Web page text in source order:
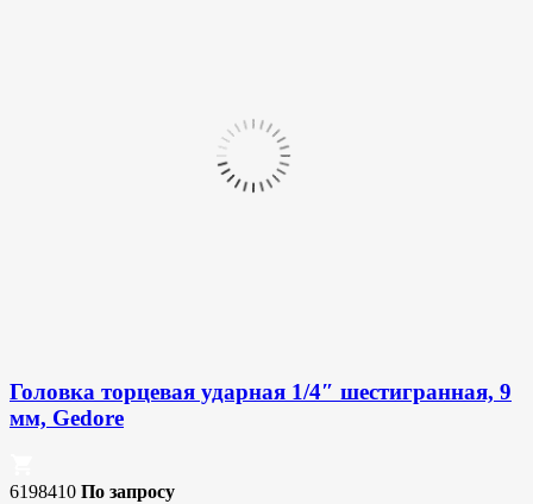
Головка торцевая ударная 1/4″ шестигранная, 9
мм, Gedore
6198410 По запросу